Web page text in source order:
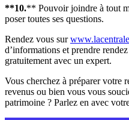
**10.** Pouvoir joindre à tout
poser toutes ses questions.
Rendez vous sur
d’informations et prendre
gratuitement avec un expert.
Vous cherchez à préparer votre
revenus ou bien vous vous
patrimoine ? Parlez en avec